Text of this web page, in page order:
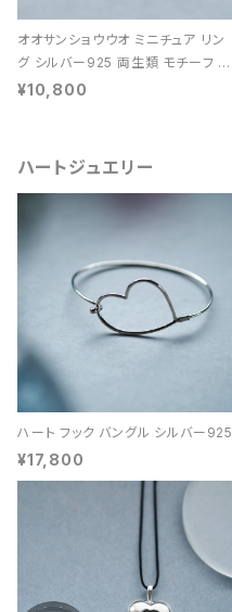
オオサンショウウオ ミニチュア リン
グ シルバー925 両生類 モチーフ レ
ディース ユニセックス
¥10,800
ハートジュエリー
ハート フック バングル シルバー925
¥17,800